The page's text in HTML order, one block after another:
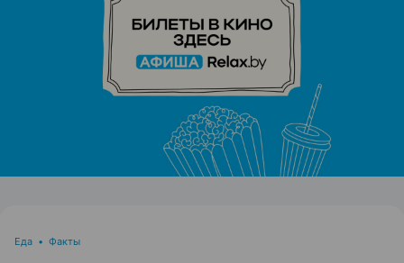
ЭФФЕКТИВНАЯ РЕКЛАМА НА САЙТЕ
Еда • Факты